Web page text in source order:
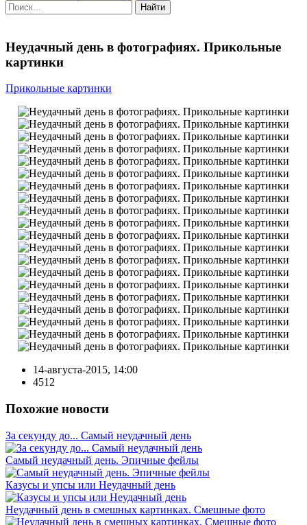
Найти
Неудачный день в фотографиях. Прикольные
картинки
Прикольные картинки
14-августа-2015, 14:00
4512
Похожие новости
За секунду до... Самый неудачный день
Самый неудачный день. Эпичные фейлы
Казусы и упсы или Неудачный день
Неудачный день в смешных картинках. Смешные фото